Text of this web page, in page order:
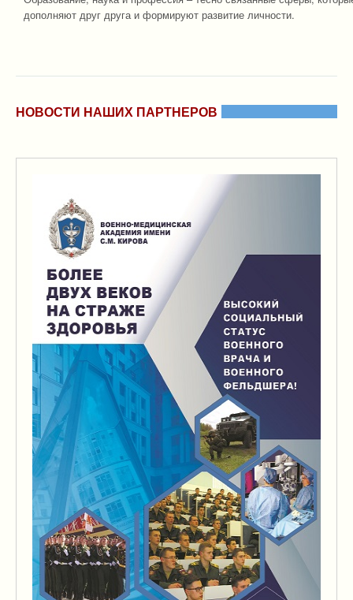
дополняют друг друга и формируют развитие личности.
НОВОСТИ НАШИХ ПАРТНЕРОВ